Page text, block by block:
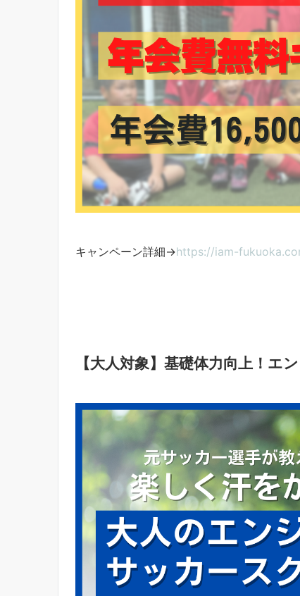
キャンペーン詳細→https://iam-
【大人対象】基礎体力向上！エ